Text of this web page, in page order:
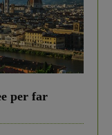
per far